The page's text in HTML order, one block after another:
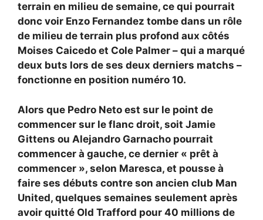
terrain en milieu de semaine, ce qui pourrait
donc voir Enzo Fernandez tombe dans un rôle
de milieu de terrain plus profond aux côtés
Moises Caicedo et Cole Palmer – qui a marqué
deux buts lors de ses deux derniers matchs –
fonctionne en position numéro 10.
Alors que Pedro Neto est sur le point de
commencer sur le flanc droit, soit Jamie
Gittens ou Alejandro Garnacho pourrait
commencer à gauche, ce dernier « prêt à
commencer », selon Maresca, et pousse à
faire ses débuts contre son ancien club Man
United, quelques semaines seulement après
avoir quitté Old Trafford pour 40 millions de